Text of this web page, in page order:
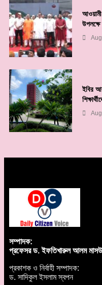
আওয়ামী
উপলক্ষে
ইবির
সম্পাদক:
প্রফেসর ড. ইফতিখারুল আলম
প্রকাশক ও নির্বাহী সম্পাদক:
ড. সাদিকুল ইসলাম স্বপন